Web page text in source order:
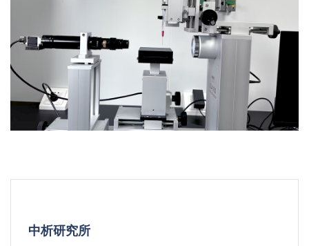
中析研究所